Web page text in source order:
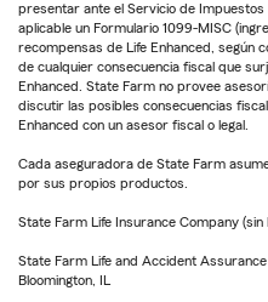
presentar ante el Servicio de
aplicable un Formulario 1099-MISC
recompensas de Life Enhanced, según
de cualquier consecuencia fiscal que
Enhanced. State Farm no provee
discutir las posibles consecuencias
Enhanced con un asesor fiscal o legal.
Cada aseguradora de State Farm
por sus propios productos.
State Farm Life Insurance Company (sin
State Farm Life and Accident
Bloomington, IL